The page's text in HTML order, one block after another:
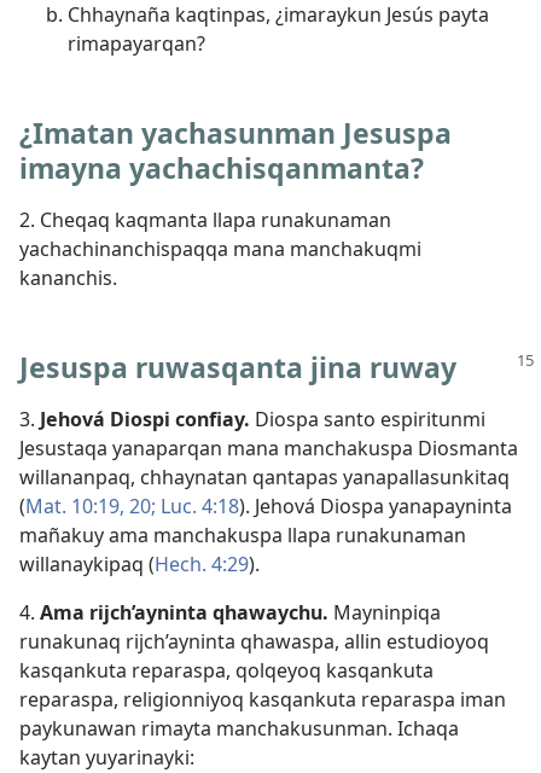
Chhaynaña kaqtinpas, ¿imaraykun Jesús payta
rimapayarqan?
¿Imatan yachasunman Jesuspa
imayna yachachisqanmanta?
2. Cheqaq kaqmanta llapa runakunaman
yachachinanchispaqqa mana manchakuqmi
kananchis.
Jesuspa ruwasqanta jina ruway
3. Jehová Diospi confiay. Diospa santo espiritunmi
Jesustaqa yanaparqan mana manchakuspa Diosmanta
willananpaq, chhaynatan qantapas yanapallasunkitaq
(Mat. 10:​19, 20; Luc. 4:18). Jehová Diospa yanapayninta
mañakuy ama manchakuspa llapa runakunaman
willanaykipaq (Hech. 4:29).
4. Ama rijch’ayninta qhawaychu. Mayninpiqa
runakunaq rijch’ayninta qhawaspa, allin estudioyoq
kasqankuta reparaspa, qolqeyoq kasqankuta
reparaspa, religionniyoq kasqankuta reparaspa iman
paykunawan rimayta manchakusunman. Ichaqa
kaytan yuyarinayki: